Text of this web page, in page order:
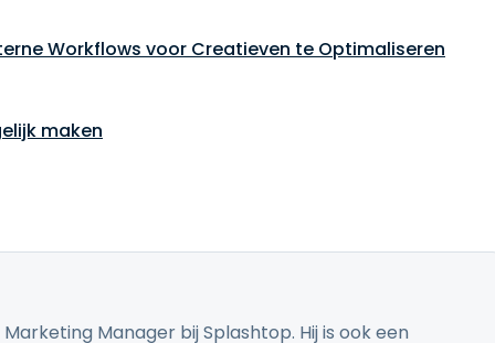
Workflows voor Creatieven te Optimaliseren
maken
Manager bij Splashtop. Hij is ook een